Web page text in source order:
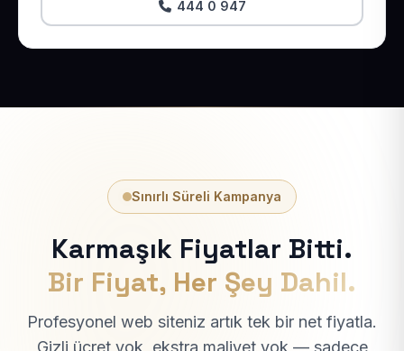
444 0 947
Sınırlı Süreli Kampanya
Karmaşık Fiyatlar Bitti.
Bir Fiyat, Her Şey Dahil.
Profesyonel web siteniz artık tek bir net fiyatla.
Gizli ücret yok, ekstra maliyet yok — sadece